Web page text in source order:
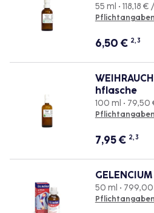
55 ml • 118,18 € / l
6,50 € 2, 3
hflasche
100 ml • 79,50
7,95€ 2, 3
50 ml • 799,00